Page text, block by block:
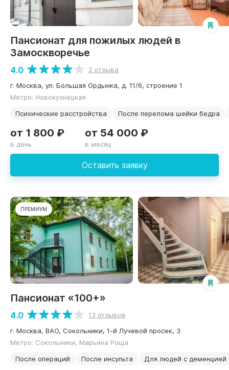
Пансионат для пожилых людей в
Замоскворечье
4.0
2 отзыва
г. Москва, ул. Большая Ордынка, д. 11/6, строение 1
Метро: Новокузнецкая
Психические расстройства
После перелома шейки бедра
Оставить заявку
от 1 800 ₽
в день
от 54 000 ₽
в месяц
ПРЕМИУМ
Пансионат «100+»
4.0
13 отзывов
г. Москва, ВАО, Сокольники, 1-й Лучевой просек, 3
Метро: Сокольники, Марьина Роща
После операций
После инсульта Для людей с деменцией